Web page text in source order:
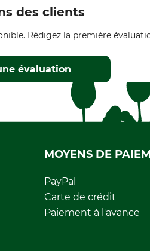
des clients
Rédigez la première
évaluation
MOYENS DE
PayPal
Carte de crédit
Paiement á l'avance